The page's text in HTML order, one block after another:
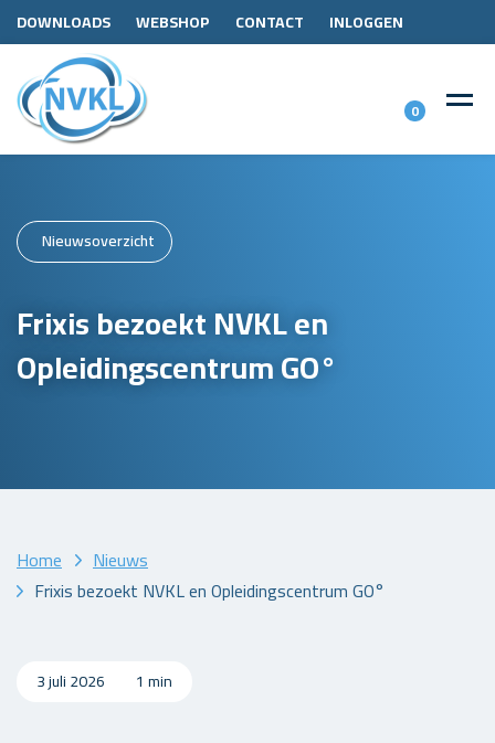
DOWNLOADS WEBSHOP CONTACT INLOGGEN
0
Nieuwsoverzicht
Frixis bezoekt NVKL en
Opleidingscentrum GO°
Home
Nieuws
Frixis bezoekt NVKL en Opleidingscentrum GO°
3 juli 2026 1 min